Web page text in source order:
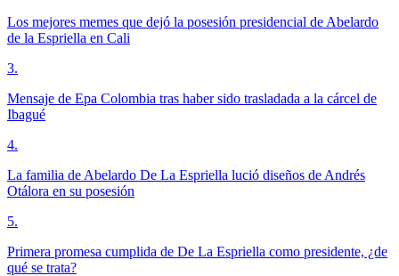
Los mejores memes que dejó la posesión presidencial de Abelardo
de la Espriella en Cali
3.
Mensaje de Epa Colombia tras haber sido trasladada a la cárcel de
Ibagué
4.
La familia de Abelardo De La Espriella lució diseños de Andrés
Otálora en su posesión
5.
Primera promesa cumplida de De La Espriella como presidente, ¿de
qué se trata?